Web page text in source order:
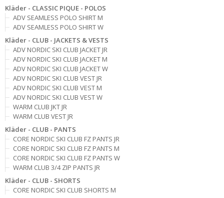
Kläder - CLASSIC PIQUE - POLOS
ADV SEAMLESS POLO SHIRT M
ADV SEAMLESS POLO SHIRT W
Kläder - CLUB - JACKETS & VESTS
ADV NORDIC SKI CLUB JACKET JR
ADV NORDIC SKI CLUB JACKET M
ADV NORDIC SKI CLUB JACKET W
ADV NORDIC SKI CLUB VEST JR
ADV NORDIC SKI CLUB VEST M
ADV NORDIC SKI CLUB VEST W
WARM CLUB JKT JR
WARM CLUB VEST JR
Kläder - CLUB - PANTS
CORE NORDIC SKI CLUB FZ PANTS JR
CORE NORDIC SKI CLUB FZ PANTS M
CORE NORDIC SKI CLUB FZ PANTS W
WARM CLUB 3/4 ZIP PANTS JR
Kläder - CLUB - SHORTS
CORE NORDIC SKI CLUB SHORTS M